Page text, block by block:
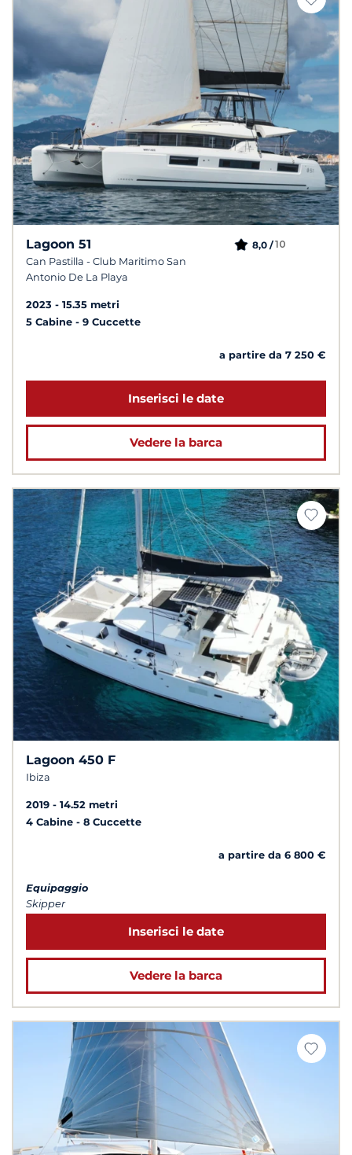
Lagoon 51
Can Pastilla - Club Maritimo San
Antonio De La Playa
8,0 /10
2023
15.35 metri
5 Cabine
9 Cuccette
a partire da 7 250 €
Inserisci le date
Vedere la barca
Lagoon 450 F
Ibiza
2019
14.52 metri
4 Cabine
8 Cuccette
a partire da 6 800 €
Equipaggio
Skipper
Inserisci le date
Vedere la barca